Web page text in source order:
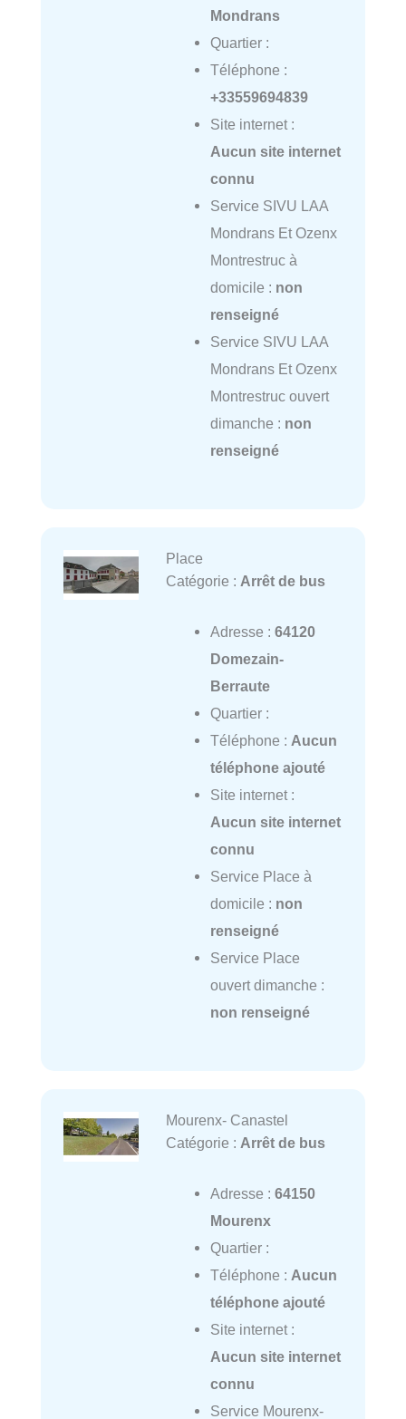
Mondrans
Quartier :
Téléphone :
+33559694839
Site internet :
Aucun site internet
connu
Service SIVU LAA
Mondrans Et Ozenx
Montrestruc à
domicile : non
renseigné
Service SIVU LAA
Mondrans Et Ozenx
Montrestruc ouvert
dimanche : non
renseigné
Place
Catégorie : Arrêt de bus
Adresse : 64120
Domezain-
Berraute
Quartier :
Téléphone : Aucun
téléphone ajouté
Site internet :
Aucun site internet
connu
Service Place à
domicile : non
renseigné
Service Place
ouvert dimanche :
non renseigné
Mourenx- Canastel
Catégorie : Arrêt de bus
Adresse : 64150
Mourenx
Quartier :
Téléphone : Aucun
téléphone ajouté
Site internet :
Aucun site internet
connu
Service Mourenx-